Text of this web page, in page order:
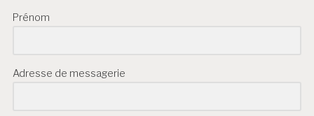
Prénom
Adresse de messagerie